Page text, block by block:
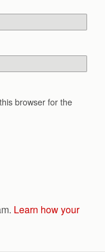
browser for the
Learn how your